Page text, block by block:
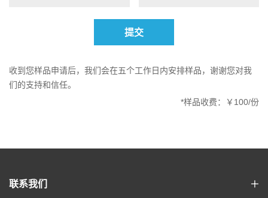
提交
收到您样品申请后，我们会在五个工作日内安排样品，谢谢您对我
们的支持和信任。
*样品收费：￥100/份
联系我们